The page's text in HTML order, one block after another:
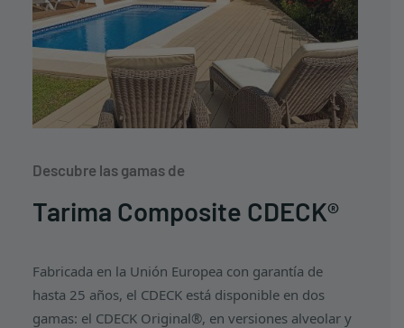
Descubre las gamas de
Tarima Composite CDECK®
Fabricada en la Unión Europea con garantía de
hasta 25 años, el CDECK está disponible en dos
gamas: el CDECK Original®, en versiones alveolar y